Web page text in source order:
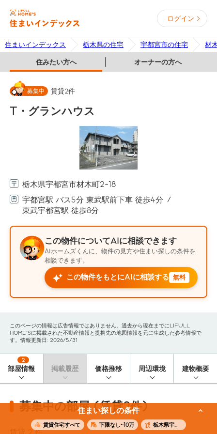
ログイン
住まいインデックス 栃木県の住宅 宇都宮市の住宅 材
住みたい方へ オーナーの方へ
住まい探しの条件
賃貸住宅すべて 下限なし~10万 栃木県宇都宮市
募集中 賃貸2件
T・グランハウス
栃木県宇都宮市材木町2-18
宇都宮駅 バス5分 東武駅前下車 徒歩4分
東武宇都宮駅 徒歩8分
この物件についてAIに相談できます
AIホームズくんに、物件の見方や住まい探しの条件を
相談できます。
この物件をもとにAIに相談する 無料
このページの情報は広告情報ではありません。過去から現在までにLIFULL
HOME'Sに掲載された不動産情報と提携先の地図情報を元に生成した参考情報で
す。情報更新日: 2026/5/31
部屋情報
2
掲載履歴 価格推移 周辺環境 建物概要
募集中の部屋 (賃貸2件)